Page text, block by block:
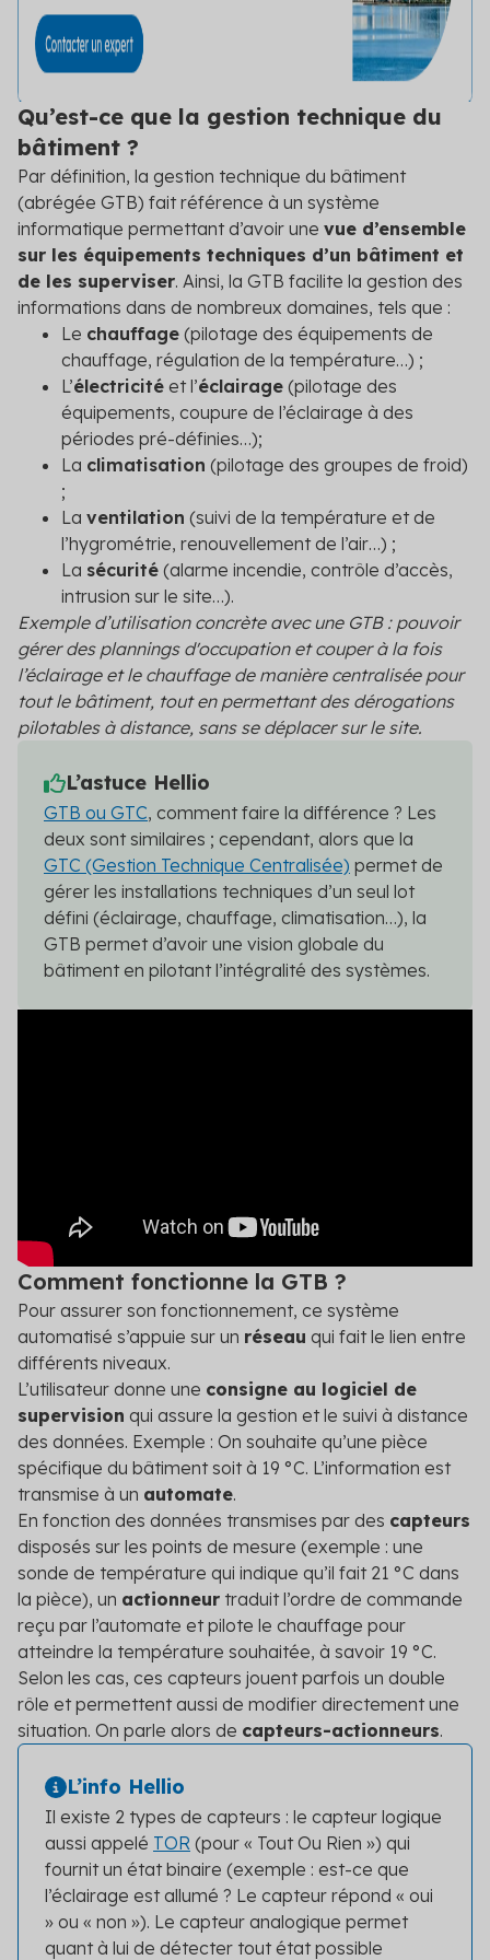
Découvrez les primes auxquelles vous pouvez
prétendre
Voir toutes les solutions
Voir toutes les solutions
Solutions par secteur
Agriculture
Copropriété
Industrie
Logement social
Particuliers
Professionnels du bâtiment
Secteur public
Tertiaire
Transport
Qu’est-ce que la gestion technique du
bâtiment ?
Par définition, la gestion technique du bâtiment
(abrégée GTB) fait référence à un système
informatique permettant d’avoir une vue d’ensemble
sur les équipements techniques d’un bâtiment et
de les superviser. Ainsi, la GTB facilite la gestion des
informations dans de nombreux domaines, tels que :
Le chauffage (pilotage des équipements de
chauffage, régulation de la température…) ;
L’électricité et l’éclairage (pilotage des
équipements, coupure de l’éclairage à des
périodes pré-définies…);
La climatisation (pilotage des groupes de froid)
;
La ventilation (suivi de la température et de
l’hygrométrie, renouvellement de l’air…) ;
La sécurité (alarme incendie, contrôle d’accès,
intrusion sur le site…).
Exemple d’utilisation concrète avec une GTB : pouvoir
gérer des plannings d'occupation et couper à la fois
l’éclairage et le chauffage de manière centralisée pour
tout le bâtiment, tout en permettant des dérogations
pilotables à distance, sans se déplacer sur le site.
L’astuce Hellio
GTB ou GTC, comment faire la différence ? Les
deux sont similaires ; cependant, alors que la
GTC (Gestion Technique Centralisée) permet de
gérer les installations techniques d’un seul lot
défini (éclairage, chauffage, climatisation…), la
GTB permet d’avoir une vision globale du
bâtiment en pilotant l’intégralité des systèmes.
Comment fonctionne la GTB ?
Pour assurer son fonctionnement, ce système
automatisé s’appuie sur un réseau qui fait le lien entre
différents niveaux.
L’utilisateur donne une consigne au logiciel de
supervision qui assure la gestion et le suivi à distance
des données. Exemple : On souhaite qu’une pièce
spécifique du bâtiment soit à 19 °C. L’information est
transmise à un automate.
En fonction des données transmises par des capteurs
disposés sur les points de mesure (exemple : une
sonde de température qui indique qu’il fait 21 °C dans
la pièce), un actionneur traduit l’ordre de commande
reçu par l’automate et pilote le chauffage pour
atteindre la température souhaitée, à savoir 19 °C.
Selon les cas, ces capteurs jouent parfois un double
rôle et permettent aussi de modifier directement une
situation. On parle alors de capteurs-actionneurs.
L’info Hellio
Il existe 2 types de capteurs : le capteur logique
aussi appelé TOR (pour « Tout Ou Rien ») qui
fournit un état binaire (exemple : est-ce que
l’éclairage est allumé ? Le capteur répond « oui
» ou « non »). Le capteur analogique permet
quant à lui de détecter tout état possible